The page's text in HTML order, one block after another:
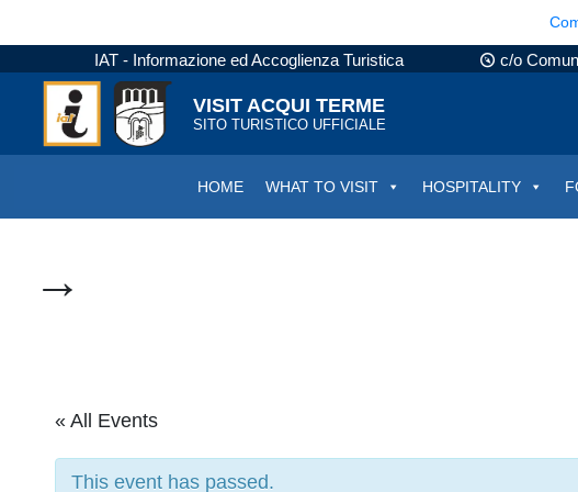
IAT - Informazione ed Accoglienza Turistica c/o
VISIT ACQUI TERME
SITO TURISTICO UFFICIALE
HOME WHAT TO VISIT HOSPITALITY
→
« All Events
This event has passed.